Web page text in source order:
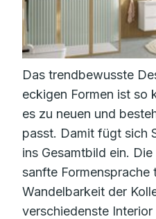
Das trendbewusste
eckigen Formen ist so
es zu neuen und
passt. Damit fügt sich
ins Gesamtbild ein.
sanfte Formensprache
Wandelbarkeit der
verschiedenste